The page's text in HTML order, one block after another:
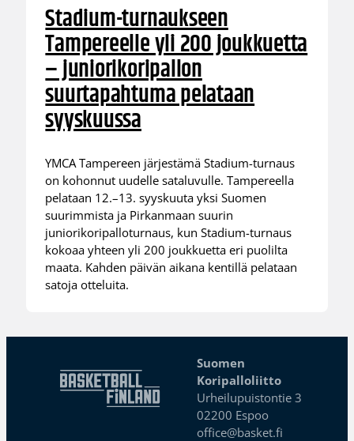
Stadium-turnaukseen
Tampereelle yli 200 joukkuetta
– juniorikoripallon
suurtapahtuma pelataan
syyskuussa
YMCA Tampereen järjestämä Stadium-turnaus
on kohonnut uudelle sataluvulle. Tampereella
pelataan 12.–13. syyskuuta yksi Suomen
suurimmista ja Pirkanmaan suurin
juniorikoripalloturnaus, kun Stadium-turnaus
kokoaa yhteen yli 200 joukkuetta eri puolilta
maata. Kahden päivän aikana kentillä pelataan
satoja otteluita.
Suomen
Koripalloliitto
Urheilupuistontie 3
02200 Espoo
office@basket.fi